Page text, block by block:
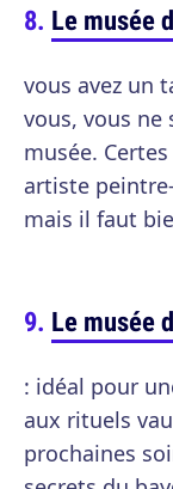
Le musée
vous avez un
vous, vous ne
musée.
artiste
mais il faut
Le musée
: idéal pour
aux rituels
prochaines